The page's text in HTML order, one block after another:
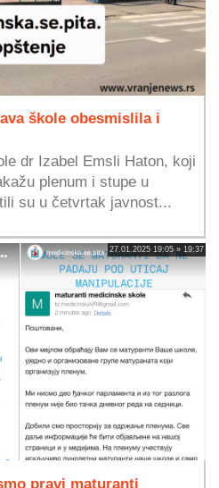
škole obesmislila i
dr Izabel Emsli Haton, koji
plenum i stupe u
su u četvrtak javnost...
27.01.2025 19:05 » 19:37
pravi maturanti